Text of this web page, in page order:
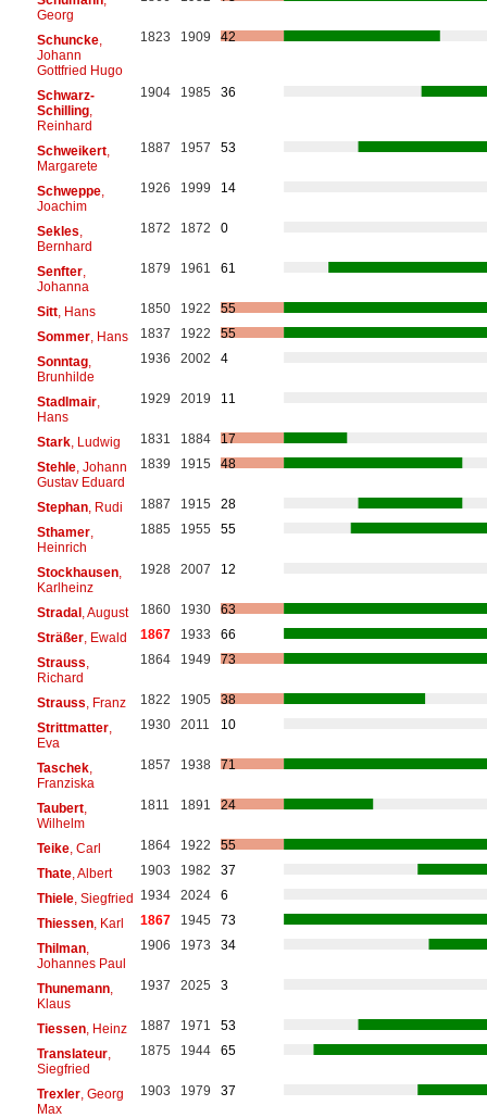
Georg
Schuncke,
Johann
Gottfried Hugo
1823 1909 42
Schwarz-
Schilling,
Reinhard
1904 1985 36
Schweikert,
Margarete
1887 1957 53
Schweppe,
Joachim
1926 1999 14
Sekles,
Bernhard
1872 1872 0
Senfter,
Johanna
1879 1961 61
Sitt, Hans 1850 1922
55
Sommer, Hans 1837 1922
55
Sonntag,
Brunhilde
1936 2002 4
Stadlmair,
Hans
1929 2019 11
Stark, Ludwig 1831 1884
17
Stehle, Johann
Gustav Eduard
1839 1915 48
Stephan, Rudi 1887 1915
28
Sthamer,
Heinrich
1885 1955 55
Stockhausen,
Karlheinz
1928 2007 12
Stradal , August 1860 1930
63
Sträßer, Ewald 1867 1933
66
Strauss,
Richard
1864 1949 73
Strauss, Franz 1822 1905
38
Strittmatter,
Eva
1930 2011 10
Taschek,
Franziska
1857 1938 71
Taubert,
Wilhelm
1811 1891 24
Teike, Carl 1864 1922
55
Thate, Albert 1903 1982
37
Thiele, Siegfried 1934 2024
6
Thiessen, Karl 1867 1945
73
Thilman,
Johannes Paul
1906 1973 34
Thunemann,
Klaus
1937 2025 3
Tiessen, Heinz 1887 1971
53
Translateur,
Siegfried
1875 1944 65
Trexler, Georg
Max
1903 1979 37